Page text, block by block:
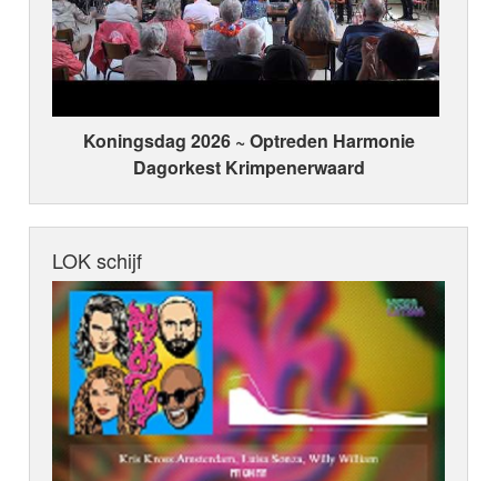
Koningsdag 2026 ~ Optreden Harmonie
Dagorkest Krimpenerwaard
LOK schijf